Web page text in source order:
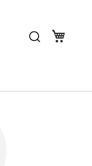
Search